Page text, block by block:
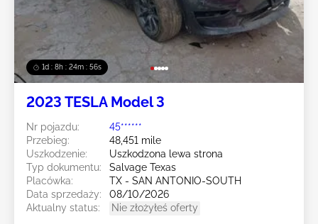
1d : 8h : 24m : 54s
2023 TESLA Model 3
Nr pojazdu:
45******
Przebieg:
48,451 mile
Uszkodzenie:
Uszkodzona lewa strona
Typ dokumentu:
Salvage Texas
Placówka:
TX - SAN ANTONIO-SOUTH
Data sprzedaży:
08/10/2026
Aktualny status:
Nie złożyłeś oferty